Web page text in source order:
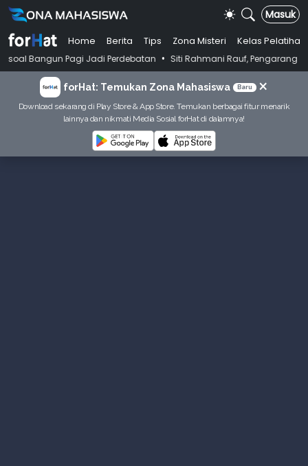
Masuk
Home Berita Tips Zona Misteri
Kelas Pelatihan
Pagi Jadi Perdebatan • Siti Rahmani Rauf, Pengarang Buku Bahasa
forHat: Temukan Zona Mahasiswa Baru ×
Download sekarang di Play Store & App Store. Temukan berbagai fitur menarik
lainnya dan nikmati Media Sosial forHat di dalamnya!